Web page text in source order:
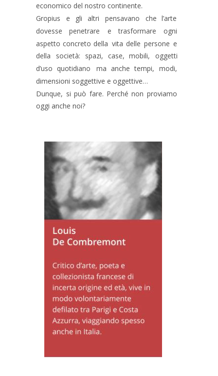
economico del nostro continente.
Gropius
e gli altri pensavano che l’arte
dovesse
penetrare e trasformare
ogni
aspetto concreto della vita delle persone e
della
società: spazi, case, mobili,
oggetti
d’uso quotidiano ma anche tempi, modi,
dimensioni soggettive e oggettive…
Dunque, si può fare. Perché non proviamo
oggi anche noi?